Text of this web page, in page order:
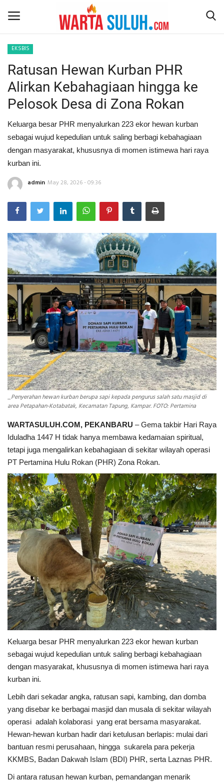
Home
NEWS
JAZIRAH RIAU
POLITIK
EKSBIS
LIFESTYLE
INDEKS
HEALTHY
EKSBIS
Ratusan Hewan Kurban PHR
Alirkan Kebahagiaan hingga ke
Pelosok Desa di Zona Rokan
Keluarga besar PHR menyalurkan 223 ekor hewan kurban
sebagai wujud kepedulian untuk saling berbagi kebahagiaan
dengan masyarakat, khususnya di momen istimewa hari raya
kurban ini.
admin May 28, 2026 - 09:36
_Penyerahan hewan kurban berupa sapi kepada pengurus salah satu masjid di
area Petapahan-Kotabatak, Kecamatan Tapung, Kampar. FOTO: Pertamina
WARTASULUH.COM, PEKANBARU – Gema takbir Hari Raya
Iduladha 1447 H tidak hanya membawa kedamaian spiritual,
tetapi juga mengalirkan kebahagiaan di sekitar wilayah operasi
PT Pertamina Hulu Rokan (PHR) Zona Rokan.
Keluarga besar PHR menyalurkan 223 ekor hewan kurban
sebagai wujud kepedulian untuk saling berbagi kebahagiaan
dengan masyarakat, khususnya di momen istimewa hari raya
kurban ini.
Lebih dari sekadar angka, ratusan sapi, kambing, dan domba
yang disebar ke berbagai masjid dan musala di sekitar wilayah
operasi adalah kolaborasi yang erat bersama masyarakat.
Hewan-hewan kurban hadir dari ketulusan berlapis: mulai dari
bantuan resmi perusahaan, hingga sukarela para pekerja
KKMBS, Badan Dakwah Islam (BDI) PHR, serta Laznas PHR.
Di antara ratusan hewan kurban, pemandangan menarik